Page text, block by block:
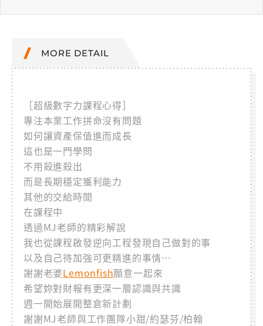
MORE DETAIL
［超級數字力課程心得］
專注本業工作拼命沒有問題
如何讓資產保值進而成長
這也是一門學問
不用殺進殺出
而是長期穩定獲利能力
其他的交給時間
在課程中
透過MJ老師的精彩解說
我也從課程啟發逆向工程發現自己做對的事
以及自己待加強可更精進的事情…
謝謝老婆Lemonfish願意一起來
希望妳對財報有更深一層認識與共識
週一開始展開整倉新計劃
謝謝MJ老師與工作團隊小甜/約瑟芬/柏翰